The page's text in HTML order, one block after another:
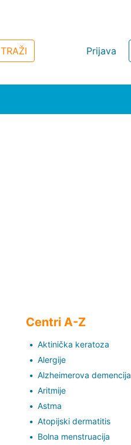
Prijava
TRAŽI
Centri A-Z
Aktinička keratoza
Alergije
Alzheimerova demencija
Aritmije
Astma
Atopijski dermatitis
Bolna menstruacija